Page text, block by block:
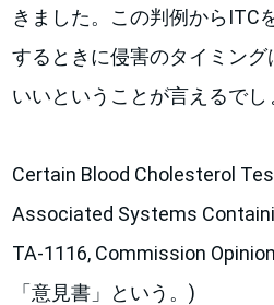
きました。この判例からITC
するときに侵害のタイミン
いいということが言えるでし
Certain Blood Cholesterol
Associated Systems
TA-1116, Commission
「意見書」という。)